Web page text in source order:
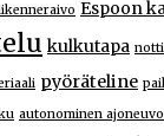
Espoon
kulkutapa
pyöräteline
autonominen ajoneuvo